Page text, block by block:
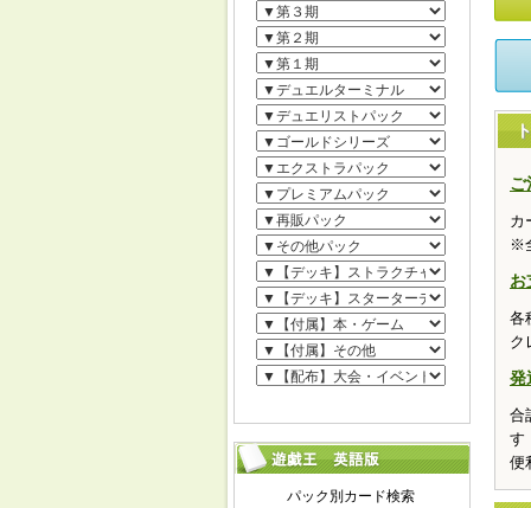
ご
カ
※
お
各
ク
発
合
す
便